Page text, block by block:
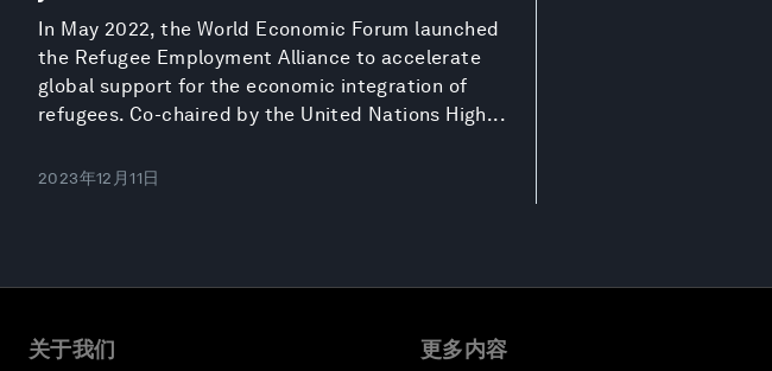
In May 2022, the World Economic Forum launched
the Refugee Employment Alliance to accelerate
global support for the economic integration of
refugees. Co-chaired by the United Nations High...
2023年12月11日
关于我们 更多内容